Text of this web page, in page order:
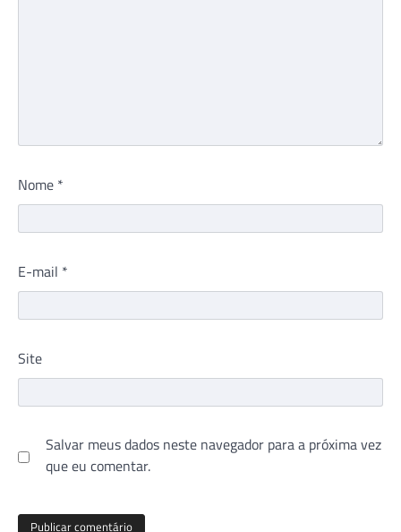
Nome *
E-mail *
Site
Salvar meus dados neste navegador para a próxima vez
que eu comentar.